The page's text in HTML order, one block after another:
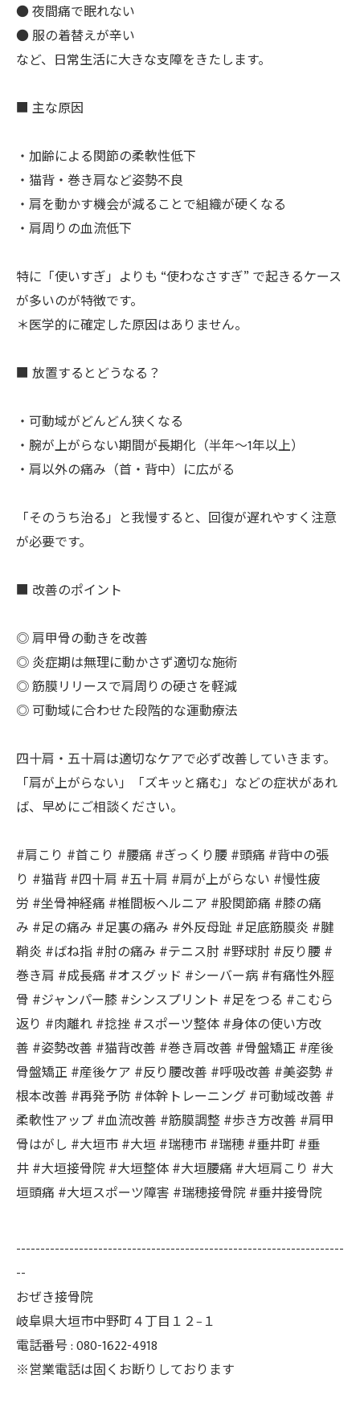
● 夜間痛で眠れない
● 服の着替えが辛い
など、日常生活に大きな支障をきたします。
■ 主な原因
・加齢による関節の柔軟性低下
・猫背・巻き肩など姿勢不良
・肩を動かす機会が減ることで組織が硬くなる
・肩周りの血流低下
特に「使いすぎ」よりも “使わなさすぎ” で起きるケース
が多いのが特徴です。
＊医学的に確定した原因はありません。
■ 放置するとどうなる？
・可動域がどんどん狭くなる
・腕が上がらない期間が長期化（半年～1年以上）
・肩以外の痛み（首・背中）に広がる
「そのうち治る」と我慢すると、回復が遅れやすく注意
が必要です。
■ 改善のポイント
◎ 肩甲骨の動きを改善
◎ 炎症期は無理に動かさず適切な施術
◎ 筋膜リリースで肩周りの硬さを軽減
◎ 可動域に合わせた段階的な運動療法
四十肩・五十肩は適切なケアで必ず改善していきます。
「肩が上がらない」「ズキッと痛む」などの症状があれ
ば、早めにご相談ください。
#肩こり #首こり #腰痛 #ぎっくり腰 #頭痛 #背中の張
り #猫背 #四十肩 #五十肩 #肩が上がらない #慢性疲
労 #坐骨神経痛 #椎間板ヘルニア #股関節痛 #膝の痛
み #足の痛み #足裏の痛み #外反母趾 #足底筋膜炎 #腱
鞘炎 #ばね指 #肘の痛み #テニス肘 #野球肘 #反り腰 #
巻き肩 #成長痛 #オスグッド #シーバー病 #有痛性外脛
骨 #ジャンパー膝 #シンスプリント #足をつる #こむら
返り #肉離れ #捻挫 #スポーツ整体 #身体の使い方改
善 #姿勢改善 #猫背改善 #巻き肩改善 #骨盤矯正 #産後
骨盤矯正 #産後ケア #反り腰改善 #呼吸改善 #美姿勢 #
根本改善 #再発予防 #体幹トレーニング #可動域改善 #
柔軟性アップ #血流改善 #筋膜調整 #歩き方改善 #肩甲
骨はがし #大垣市 #大垣 #瑞穂市 #瑞穂 #垂井町 #垂
井 #大垣接骨院 #大垣整体 #大垣腰痛 #大垣肩こり #大
垣頭痛 #大垣スポーツ障害 #瑞穂接骨院 #垂井接骨院
--------------------------------------------------------------------
--
おぜき接骨院
岐阜県大垣市中野町４丁目１２−１
電話番号 : 080-1622-4918
※営業電話は固くお断りしております